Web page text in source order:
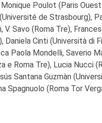
Poulot (Paris
de Strasbourg),
Savo (Roma Tre),
Daniela Cinti (Università di
Paola Mondelli, Saverio
e Roma Tre), Lucia Nucci
Santana Guzmàn
Spagnuolo (Roma Tor